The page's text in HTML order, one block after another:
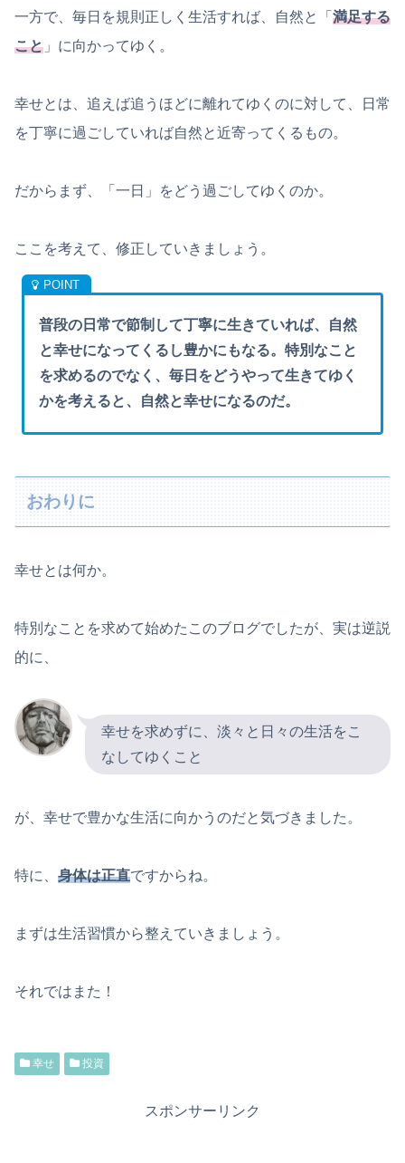
一方で、毎日を規則正しく生活すれば、自然と「 満足する
こと 」に向かってゆく。
幸せとは、追えば追うほどに離れてゆくのに対して、日常
を丁寧に過ごしていれば自然と近寄ってくるもの。
だからまず、「一日」をどう過ごしてゆくのか。
ここを考えて、修正していきましょう。
普段の日常で節制して丁寧に生きていれば、自然
と幸せになってくるし豊かにもなる。特別なこと
を求めるのでなく、毎日をどうやって生きてゆく
かを考えると、自然と幸せになるのだ。
おわりに
幸せとは何か。
特別なことを求めて始めたこのブログでしたが、実は逆説
的に、
幸せを求めずに、淡々と日々の生活をこ
なしてゆくこと
が、幸せで豊かな生活に向かうのだと気づきました。
特に、 身体は正直ですからね。
まずは生活習慣から整えていきましょう。
それではまた！
幸せ 投資
スポンサーリンク